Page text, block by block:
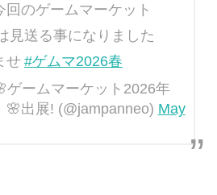
回のゲームマーケット
見送る事になりました
せ #ゲムマ2026春
ームマーケット2026年
🌸出展! (@jampanneo) May